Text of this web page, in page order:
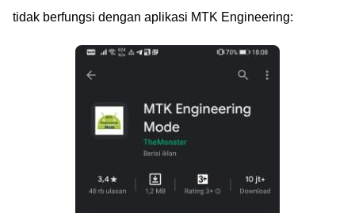
tidak berfungsi dengan aplikasi MTK Engineering: